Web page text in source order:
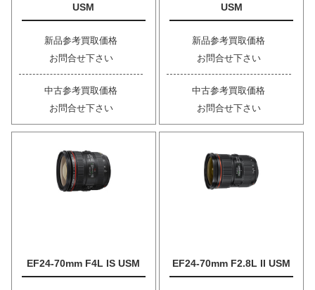
USM
新品参考買取価格
お問合せ下さい
中古参考買取価格
お問合せ下さい
USM
新品参考買取価格
お問合せ下さい
中古参考買取価格
お問合せ下さい
EF24-70mm F4L IS USM EF24-70mm F2.8L II USM